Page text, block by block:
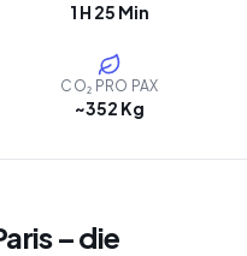
1 H 25 Min
CO₂ PRO PAX
~352 Kg
– die